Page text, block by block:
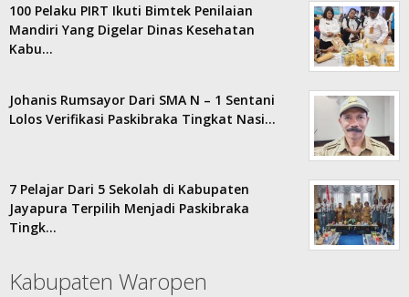
100 Pelaku PIRT Ikuti Bimtek Penilaian
Mandiri Yang Digelar Dinas Kesehatan
Kabu…
Johanis Rumsayor Dari SMA N – 1 Sentani
Lolos Verifikasi Paskibraka Tingkat Nasi…
7 Pelajar Dari 5 Sekolah di Kabupaten
Jayapura Terpilih Menjadi Paskibraka
Tingk…
Kabupaten Waropen